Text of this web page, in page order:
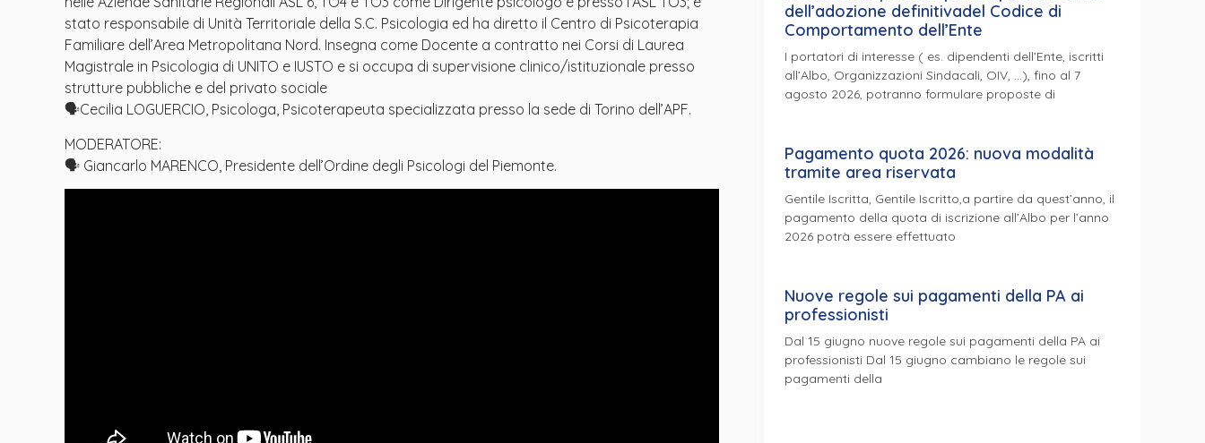
stato responsabile di Unità Territoriale della S.C. Psicologia ed ha diretto il Centro di Psicoterapia
Familiare dell’Area Metropolitana Nord. Insegna come Docente a contratto nei Corsi di Laurea
Magistrale in Psicologia di UNITO e IUSTO e si occupa di supervisione clinico/istituzionale presso
strutture pubbliche e del privato sociale
🗣Cecilia LOGUERCIO, Psicologa, Psicoterapeuta specializzata presso la sede di Torino dell’APF.
MODERATORE:
🗣 Giancarlo MARENCO, Presidente dell’Ordine degli Psicologi del Piemonte.
dell’adozione definitivadel Codice di
Comportamento dell’Ente
I portatori di interesse ( es. dipendenti dell’Ente, iscritti
all’Albo, Organizzazioni Sindacali, OIV, …), fino al 7
agosto 2026, potranno formulare proposte di
Pagamento quota 2026: nuova modalità
tramite area riservata
Gentile Iscritta, Gentile Iscritto,a partire da quest’anno, il
pagamento della quota di iscrizione all’Albo per l’anno
2026 potrà essere effettuato
Nuove regole sui pagamenti della PA ai
professionisti
Dal 15 giugno nuove regole sui pagamenti della PA ai
professionisti Dal 15 giugno cambiano le regole sui
pagamenti della